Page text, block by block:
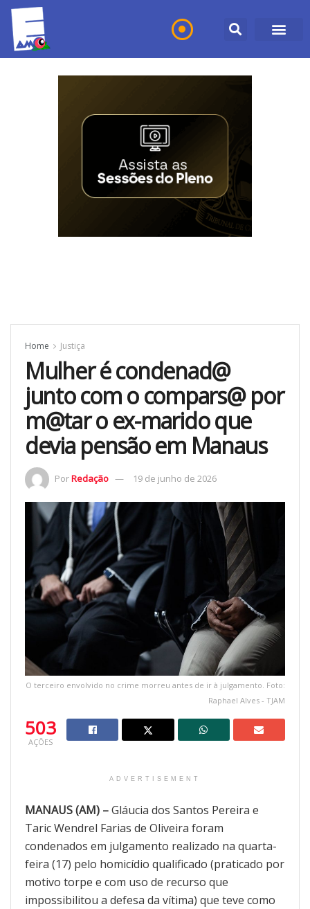
Home Justiça
Mulher é condenad@
junto com o compars@ por
m@tar o ex-marido que
devia pensão em Manaus
PorRedação 19 de junho de 2026
O terceiro envolvido no crime morreu antes de ir à julgamento. Foto:
Raphael Alves - TJAM
503
AÇÕES
ADVERTISEMENT
MANAUS (AM) –Gláucia dos Santos Pereira e
Taric Wendrel Farias de Oliveira foram
condenados em julgamento realizado na quarta-
feira (17) pelo homicídio qualificado (praticado por
motivo torpe e com uso de recurso que
impossibilitou a defesa da vítima) que teve como